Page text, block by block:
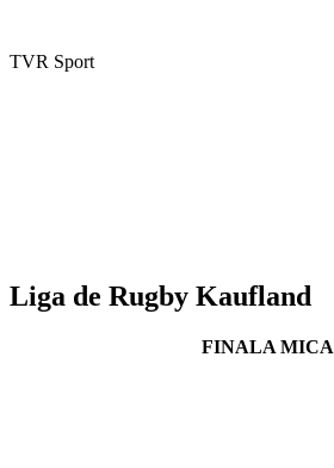
TVR Sport
Liga de Rugby Kaufland
FINALA MICA